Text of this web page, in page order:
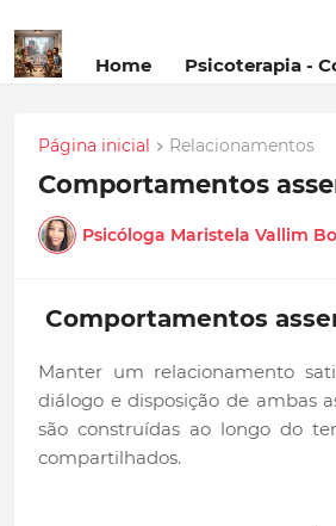
Home Psicoterapia -
Página inicial Relacionamentos
Comportamentos
Psicóloga Maristela Vallim
Comportamentos
Manter um relacionamento
diálogo e disposição de ambas
são construídas ao longo do
compartilhados.